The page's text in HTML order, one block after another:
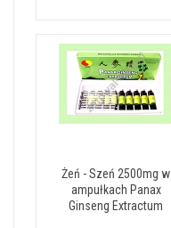
Żeń - Szeń 2500mg w
ampułkach Panax
Ginseng Extractum